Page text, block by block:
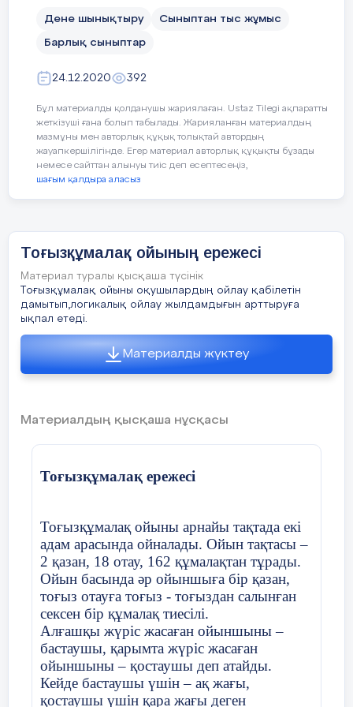
Поляков ерлер арасында, ал әйелдер арасында 1989 жылы
павлодарлық Г. Қабылдинова «Спорт шебері» ресми атағына
тұңғыш рет ие болды.
Оған дейін Қазақ КСР-нің чемпионаты ашық түрде өткізіліп
чемпионаты алғаш рет өткізілді.
1980 жылы Қазақ КСР тоғызқұмалақ федерациясының
тапсыруымен тоғызқұмалақ ойынының негізгі қағидаларына
қаратаулық Ә. Ақшораев пен алматылық Н. Жүнісбаев
өзгерістерді енгізді. Ал 1991 жылы Б. Әзімжанов пен М.
Таникеев тоғызқұмалақ ойынының негізгі қағидаларына
1990 жылы Тоғызқұмалақ Федерациясының I Республикалық
конференциясында қостанайлық халықаралық дәрежедегі
спорт шебері Б. Әзімжановтың ұсынысымен рейтинг-парағы
енгізді. Бірақ бұл жұмыс кейін жүйелі түрде жүргізілмей
қалғанымен, 2006 жылы қайта жанданды.
1991 жылдан бері Қазақстан Республикасының жекелей
чемпионаты ерлер мен әйелдер арасында бөлек өткізіліп
келеді. Оған дейін олар сайысқа бірге түсіп келген болатын.
Гүлнар болды.
жүлдесі үшін халықаралық жарыс өткізіліп келеді. Бұл
жарысқа Моңғолия, Ресей Федерациясы, Қырғызстан,
1999 жылы ҚР жекелей чемпионатының үш дүркін
жеңімпаздары Базарбай Әзімжанов пен Айнұр Жақапбаеваға
алғаш рет «Халықаралық дәрежедегі спорт шебері»
спорттық дәрежелері берілді.
2001 жылдан бері ҚР Туризм және спорт министрлігі ҚР
ардагерлері, жасөспірімдер мен жастар арасындағы
чемпионаттарды бөлек өткізіп келеді.
2006 жылы әр ойыншының жеке дәрежесін (рейтинг)
есептеу тәртібі қайта енгізілді. 2007 жылы рейтинг бойынша
Дене шынықтыру Сыныптан тыс жұмыс
Барлық сыныптар
24.12.2020 392
Бұл материалды қолданушы жариялаған. Ustaz Tilegi ақпаратты
жеткізуші ғана болып табылады. Жарияланған материалдың
мазмұны мен авторлық құқық толықтай автордың
жауапкершілігінде. Егер материал авторлық құқықты бұзады
немесе сайттан алынуы тиіс деп есептесеңіз,
шағым қалдыра аласыз
Тоғызқұмалақ ойының ережесі
Материал туралы қысқаша түсінік
Тоғызқұмалақ ойыны оқушылардың ойлау қабілетін
дамытып,логикалық ойлау жылдамдығын арттыруға
ықпал етеді.
Материалды жүктеу
Материалдың қысқаша нұсқасы
Тоғызқұмалақ ережесі
Тоғызқұмалақ ойыны арнайы тақтада екі
адам арасында ойналады. Ойын тақтасы –
2 қазан, 18 отау, 162 құмалақтан тұрады.
Ойын басында әр ойыншыға бір қазан,
тоғыз отауға тоғыз - тоғыздан салынған
сексен бір құмалақ тиесілі.
Алғашқы жүріс жасаған ойыншыны –
бастаушы, қарымта жүріс жасаған
ойыншыны – қостаушы деп атайды.
Кейде бастаушы үшін – ақ жағы,
қостаушы үшін қара жағы деген